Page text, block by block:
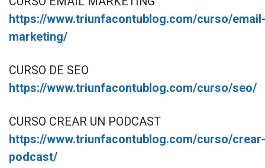
https://www.triunfacontublog.com/curso/email-
marketing/
CURSO DE SEO
https://www.triunfacontublog.com/curso/seo/
CURSO CREAR UN PODCAST
https://www.triunfacontublog.com/curso/crear-
podcast/